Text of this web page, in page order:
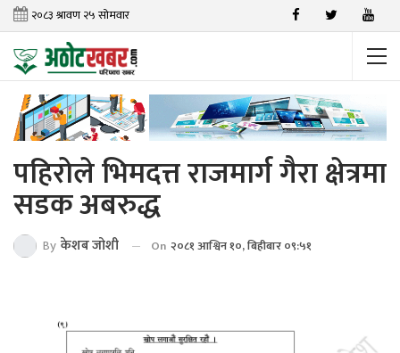
पहिरोले भिमदत्त राजमार्ग गैरा क्षेत्रमा
सडक अबरुद्ध
By केशब जोशी On २०८१ आश्विन १०, बिहीबार ०९:५१